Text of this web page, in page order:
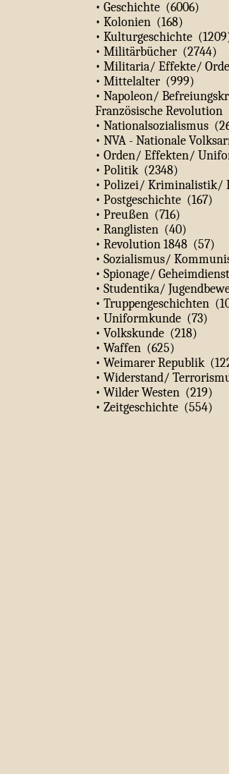
• Geschichte (6006)
• Kolonien (168)
• Kulturgeschichte
• Militärbücher (2744)
• Militaria/ Effekte/
• Mittelalter (999)
• Napoleon/
Französische Revolution
• Nationalsozialismus
• NVA - Nationale
• Orden/ Effekten/
• Politik (2348)
• Polizei/ Kriminalistik/
• Postgeschichte (167)
• Preußen (716)
• Ranglisten (40)
• Revolution 1848 (57)
• Sozialismus/
• Spionage/
• Studentika/
• Truppengeschichten
• Uniformkunde (73)
• Volkskunde (218)
• Waffen (625)
• Weimarer Republik
• Widerstand/
• Wilder Westen (219)
• Zeitgeschichte (554)